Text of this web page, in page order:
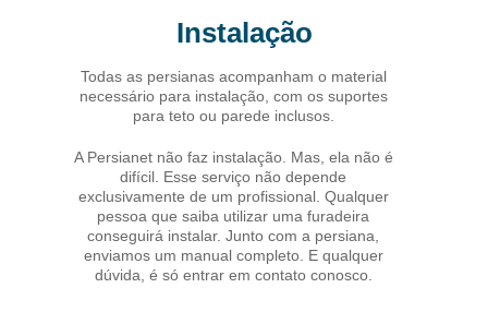
Instalação
Todas as persianas acompanham o material
necessário para instalação, com os suportes
para teto ou parede inclusos.
A Persianet não faz instalação. Mas, ela não é
difícil. Esse serviço não depende
exclusivamente de um profissional. Qualquer
pessoa que saiba utilizar uma furadeira
conseguirá instalar. Junto com a persiana,
enviamos um manual completo. E qualquer
dúvida, é só entrar em contato conosco.